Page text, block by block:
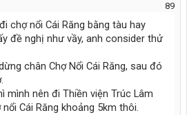
89
chợ nổi Cái Răng bằng tàu hay
đề nghị như vầy, anh consider thử
chân Chợ Nổi Cái Răng, sau đó
mình nên đi Thiền viện Trúc Lâm
Cái Răng khoảng 5km thôi.